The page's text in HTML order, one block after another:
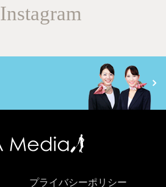
Instagram
プライバシーポリシー